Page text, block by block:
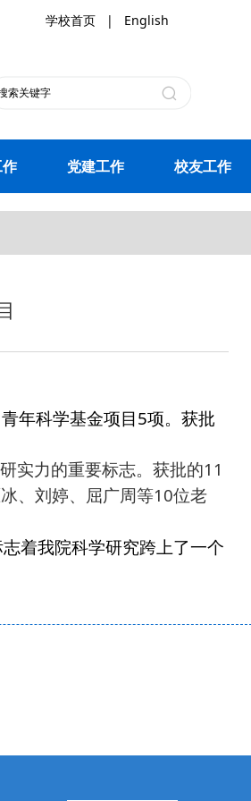
学校首页 | English
党建工作 校友工作
年科学基金项目 5项。获批
实力的重要标志。获批的11
、刘婷、屈广周等10位老
着我院科学研究跨上了一个